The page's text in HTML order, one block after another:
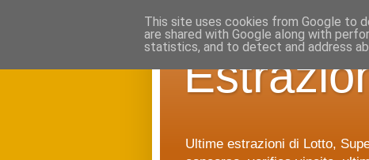
Ultime estrazioni di Lotto,
This site uses cookies from Google to
are shared with Google along with
statistics, and to detect and address